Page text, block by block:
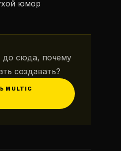
юмор
до сюда, почему
создавать?
MULTIC